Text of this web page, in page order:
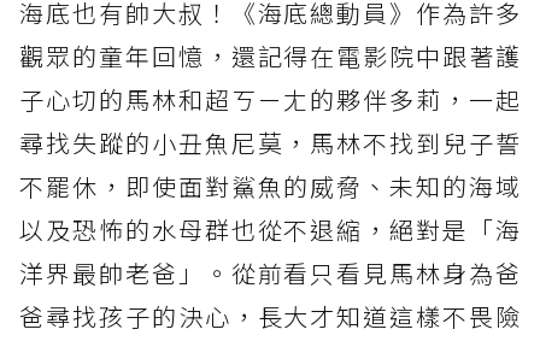
海底也有帥大叔！《海底總動員》作為許多
觀眾的童年回憶，還記得在電影院中跟著護
子心切的馬林和超ㄎㄧㄤ的夥伴多莉，一起
尋找失蹤的小丑魚尼莫，馬林不找到兒子誓
不罷休，即使面對鯊魚的威脅、未知的海域
以及恐怖的水母群也從不退縮，絕對是「海
洋界最帥老爸」。從前看只看見馬林身為爸
爸尋找孩子的決心，長大才知道這樣不畏險